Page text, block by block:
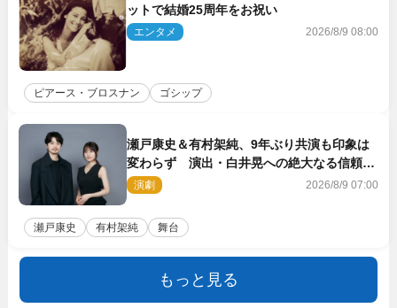
ットで結婚25周年をお祝い
エンタメ 2026/8/9 08:00
ピアース・ブロスナン ゴシップ
瀬戸康史＆有村架純、9年ぶり共演も印象は
変わらず 演出・白井晃への絶大なる信頼を
胸に舞台『キュー』に挑む
演劇 2026/8/9 07:00
瀬戸康史 有村架純 舞台
もっと見る